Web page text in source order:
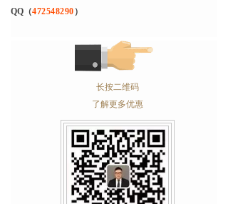
QQ（472548290 ）
长按二维码
了解更多优惠